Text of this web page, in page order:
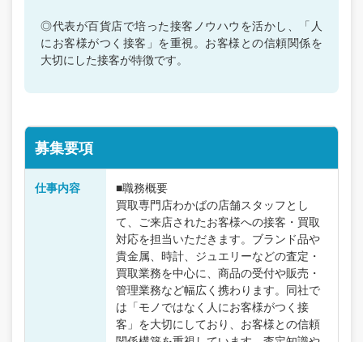
◎代表が百貨店で培った接客ノウハウを活かし、「人
にお客様がつく接客」を重視。お客様との信頼関係を
大切にした接客が特徴です。
募集要項
仕事内容
■職務概要
買取専門店わかばの店舗スタッフとし
て、ご来店されたお客様への接客・買取
対応を担当いただきます。ブランド品や
貴金属、時計、ジュエリーなどの査定・
買取業務を中心に、商品の受付や販売・
管理業務など幅広く携わります。同社で
は「モノではなく人にお客様がつく接
客」を大切にしており、お客様との信頼